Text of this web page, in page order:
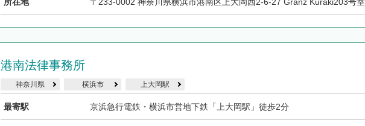
所在地 〒233-0002 神奈川県横浜市港南区上大岡西2-6-27 Granz Kuraki203号室
港南法律事務所
神奈川県 横浜市 上大岡駅
最寄駅 京浜急行電鉄・横浜市営地下鉄「上大岡駅」徒歩2分